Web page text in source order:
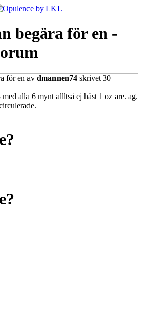
begära för en -
för en av dmannen74 skrivet 30
alla 6 mynt allltså ej häst 1 oz are. ag.